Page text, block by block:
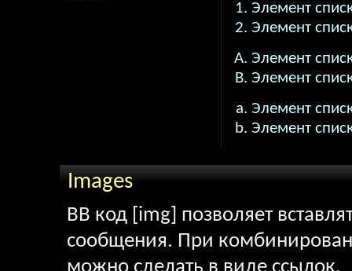
Элемент
Элемент
Элемент
Элемент
Элемент
Элемент
Images
BB код [img] позволяет
сообщения. При